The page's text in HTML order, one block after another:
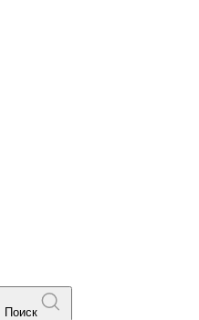
Поиск